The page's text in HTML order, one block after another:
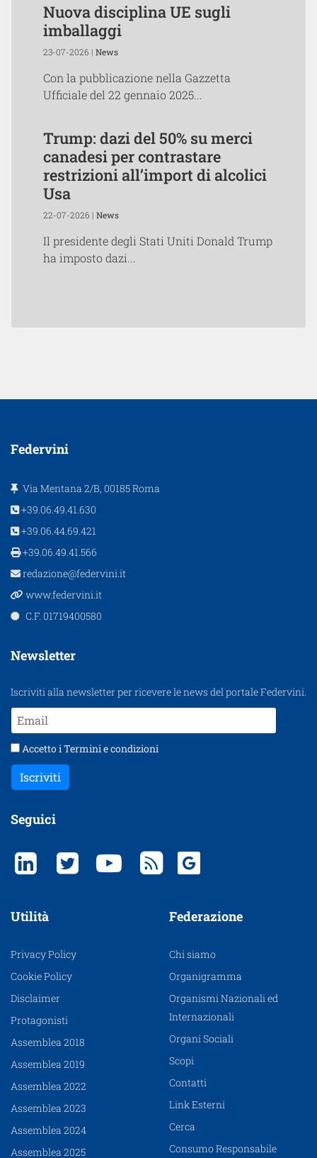
Nuova disciplina UE sugli
imballaggi
23-07-2026 | News
Con la pubblicazione nella Gazzetta
Ufficiale del 22 gennaio 2025...
Trump: dazi del 50% su merci
canadesi per contrastare
restrizioni all’import di alcolici
Usa
22-07-2026 | News
Il presidente degli Stati Uniti Donald Trump
ha imposto dazi...
Federvini
Via Mentana 2/B, 00185 Roma
+39.06.49.41.630
+39.06.44.69.421
+39.06.49.41.566
redazione@federvini.it
www.federvini.it
C.F. 01719400580
Newsletter
Iscriviti alla newsletter per ricevere le news del portale Federvini.
Accetto iTermini e condizioni
Iscriviti
Seguici
Utilità
Privacy Policy
Cookie Policy
Disclaimer
Protagonisti
Assemblea 2018
Assemblea 2019
Assemblea 2022
Assemblea 2023
Assemblea 2024
Assemblea 2025
Federazione
Chi siamo
Organigramma
Organismi Nazionali ed
Internazionali
Organi Sociali
Scopi
Contatti
Link Esterni
Cerca
Consumo Responsabile